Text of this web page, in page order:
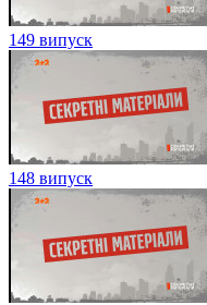
149 випуск
148 випуск